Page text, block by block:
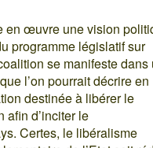
en œuvre une vision
programme législatif sur
se manifeste dans
l’on pourrait décrire en
destinée à libérer le
afin d’inciter le
Certes, le libéralisme